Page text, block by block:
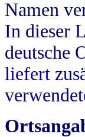
Namen
In dieser
deutsche
liefert